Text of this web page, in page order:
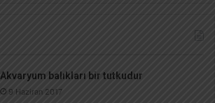
Akvaryum balıkları bir tutkudur
9 Haziran 2017